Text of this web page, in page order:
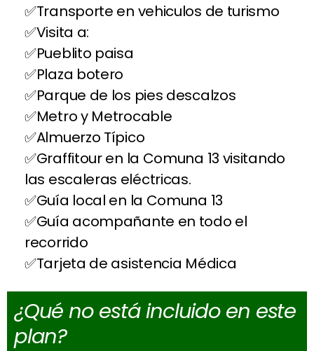
Transporte en vehiculos de turismo
Visita a:
Pueblito paisa
Plaza botero
Parque de los pies descalzos
Metro y Metrocable
Almuerzo Típico
Graffitour en la Comuna 13 visitando
las escaleras eléctricas.
Guía local en la Comuna 13
Guía acompañante en todo el
recorrido
Tarjeta de asistencia Médica
¿Qué no está incluido en este
plan?